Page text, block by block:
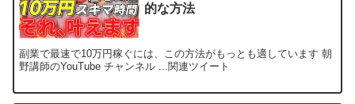
的な方法
副業で最速で10万円稼ぐには、この方法がもっとも適しています 朝
野講師のYouTube チャンネル ...関連ツイート